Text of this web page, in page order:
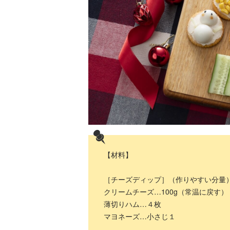
【材料】
［チーズディップ］（作りやすい分量
クリームチーズ…100g（常温に戻す）
薄切りハム…４枚
マヨネーズ…小さじ１